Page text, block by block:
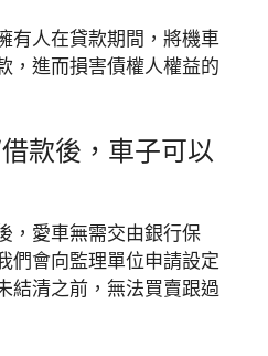
有人在貸款期間，將機車
，進而損害債權人權益的
款後，車子可以
，愛車無需交由銀行保
們會向監理單位申請設定
結清之前，無法買賣跟過